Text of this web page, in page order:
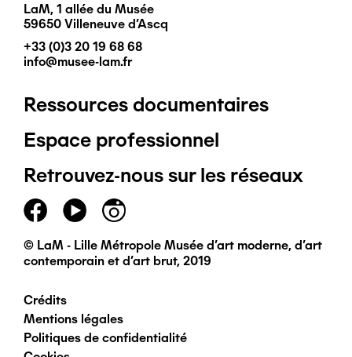
LaM, 1 allée du Musée
59650 Villeneuve d'Ascq
+33 (0)3 20 19 68 68
info@musee-lam.fr
Pied
de
page
principal
Ressources documentaires
Espace professionnel
Retrouvez-nous sur les réseaux
© LaM - Lille Métropole Musée d'art moderne, d'art
contemporain et d'art brut, 2019
Pied
Crédits
Mentions légales
Politiques de confidentialité